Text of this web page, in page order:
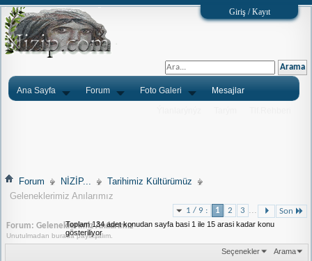
Giriş / Kayıt
Ana Sayfa Forum Foto Galeri Mesajlar
Forum NİZİP...
Tarihimiz Kültürümüz
Geleneklerimiz Anılarımız
1 / 9 : 1 2 3 ... Son
Toplam 134 adet konudan sayfa basi 1 ile 15 arasi kadar konu
gösteriliyor
Forum: Geleneklerimiz Anılarımız
Unutulmadan burada paylaşalım.
Seçenekler Arama